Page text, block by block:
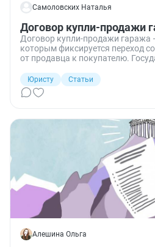
Самоловских Наталья
Договор купли-продажи
Договор купли-продажи гаража
которым фиксируется переход
от продавца к покупателю.
Юристу
Статьи
Алешина Ольга